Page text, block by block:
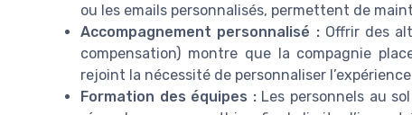
ou les emails personnalisés, permettent de
Accompagnement personnalisé :Offrir des
compensation) montre que la compagnie
rejoint la nécessité de personnaliser
Formation des équipes :Les personnels au